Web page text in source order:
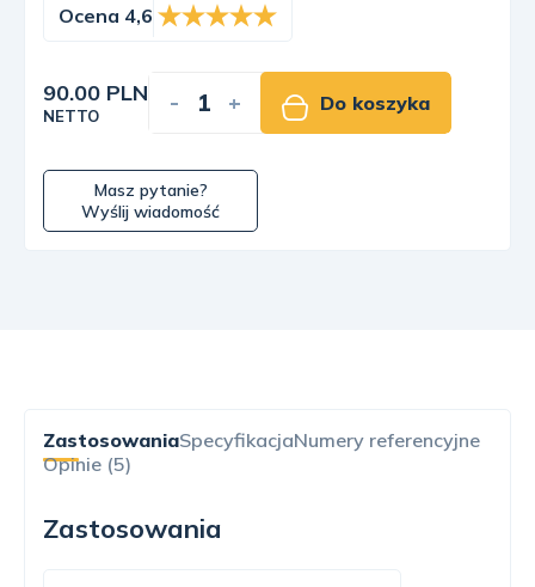
Ocena 4,6
90.00 PLN
NETTO - + Do koszyka
Masz pytanie?
Wyślij wiadomość
ZastosowaniaSpecyfikacjaNumery referencyjne
Opinie (5)
Zastosowania